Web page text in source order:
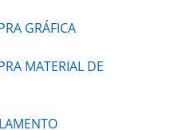
GRÁFICA
MATERIAL DE